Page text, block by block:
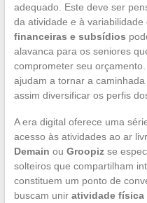
adequado. Este deve ser
da atividade e à
financeiras e subsídios
alavanca para os seniores
comprometer seu
ajudam a tornar a
assim diversificar os perfis
A era digital oferece uma
acesso às atividades ao ar
Demain ou Groopizse
solteiros que compartilham
constituem um ponto de
buscam unir atividade física